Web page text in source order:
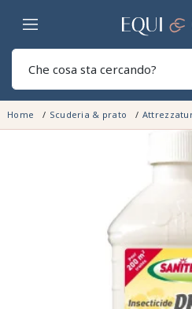
Casa
Home Scuderia & prato